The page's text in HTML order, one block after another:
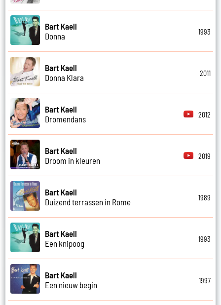
Bart Kaell
Donna
1993
Bart Kaell
Donna Klara
2011
Bart Kaell
Dromendans
2012
Bart Kaell
Droom in kleuren
2019
Bart Kaell
Duizend terrassen in Rome
1989
Bart Kaell
Een knipoog
1993
Bart Kaell
Een nieuw begin
1997